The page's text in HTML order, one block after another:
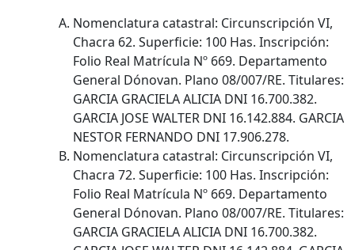
Nomenclatura catastral: Circunscripción VI,
Chacra 62. Superficie: 100 Has. Inscripción:
Folio Real Matrícula Nº 669. Departamento
General Dónovan. Plano 08/007/RE. Titulares:
GARCIA GRACIELA ALICIA DNI 16.700.382.
GARCIA JOSE WALTER DNI 16.142.884. GARCIA
NESTOR FERNANDO DNI 17.906.278.
Nomenclatura catastral: Circunscripción VI,
Chacra 72. Superficie: 100 Has. Inscripción:
Folio Real Matrícula Nº 669. Departamento
General Dónovan. Plano 08/007/RE. Titulares:
GARCIA GRACIELA ALICIA DNI 16.700.382.